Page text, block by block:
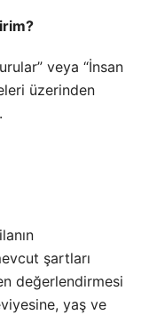
veya “İnsan
üzerinden
şartları
değerlendirmesi
yaş ve